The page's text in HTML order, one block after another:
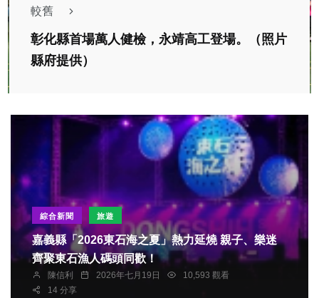
較舊
彰化縣首場萬人健檢，永靖高工登場。（照片
縣府提供）
綜合新聞 旅遊
嘉義縣「2026東石海之夏」熱力延燒 親子、樂迷
齊聚東石漁人碼頭同歡！
陳信利 2026年七月19日
10,593 觀看
14 分享